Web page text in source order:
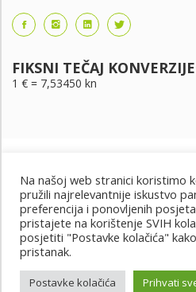
FIKSNI TEČAJ
1 € = 7,53450 kn
Uvjeti korištenja Uvjeti kupnje
@2022 - Design by: PET PORTAL
Na našoj web stranici koristimo
pružili najrelevantnije iskustvo
preferencija i ponovljenih
pristajete na korištenje SVIH
posjetiti "Postavke kolačića"
pristanak.
Postavke kolačića Prihvati